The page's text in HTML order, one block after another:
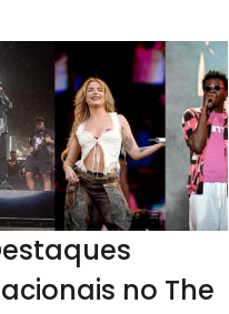
no The